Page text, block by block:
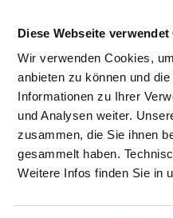
Diese Webseite verwendet
Wir verwenden Cookies,
anbieten zu können und
Informationen zu Ihrer
und Analysen weiter.
zusammen, die Sie ihnen
gesammelt haben.
Weitere Infos finden Sie in
Bürgerservice Rats- /